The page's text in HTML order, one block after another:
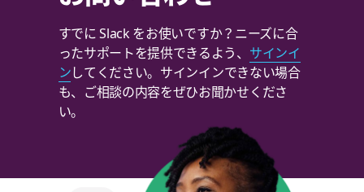
すでに Slack をお使いですか？ニーズに合
ったサポートを提供できるよう、 サインイ
ンしてください。サインインできない場合
も、ご相談の内容をぜひお聞かせくださ
い。